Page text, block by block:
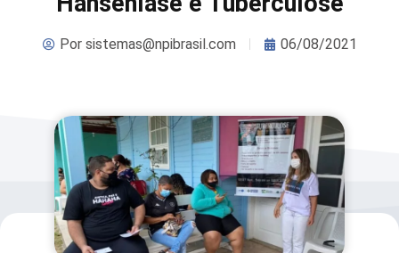
Porsistemas@npibrasil.com 06/08/2021